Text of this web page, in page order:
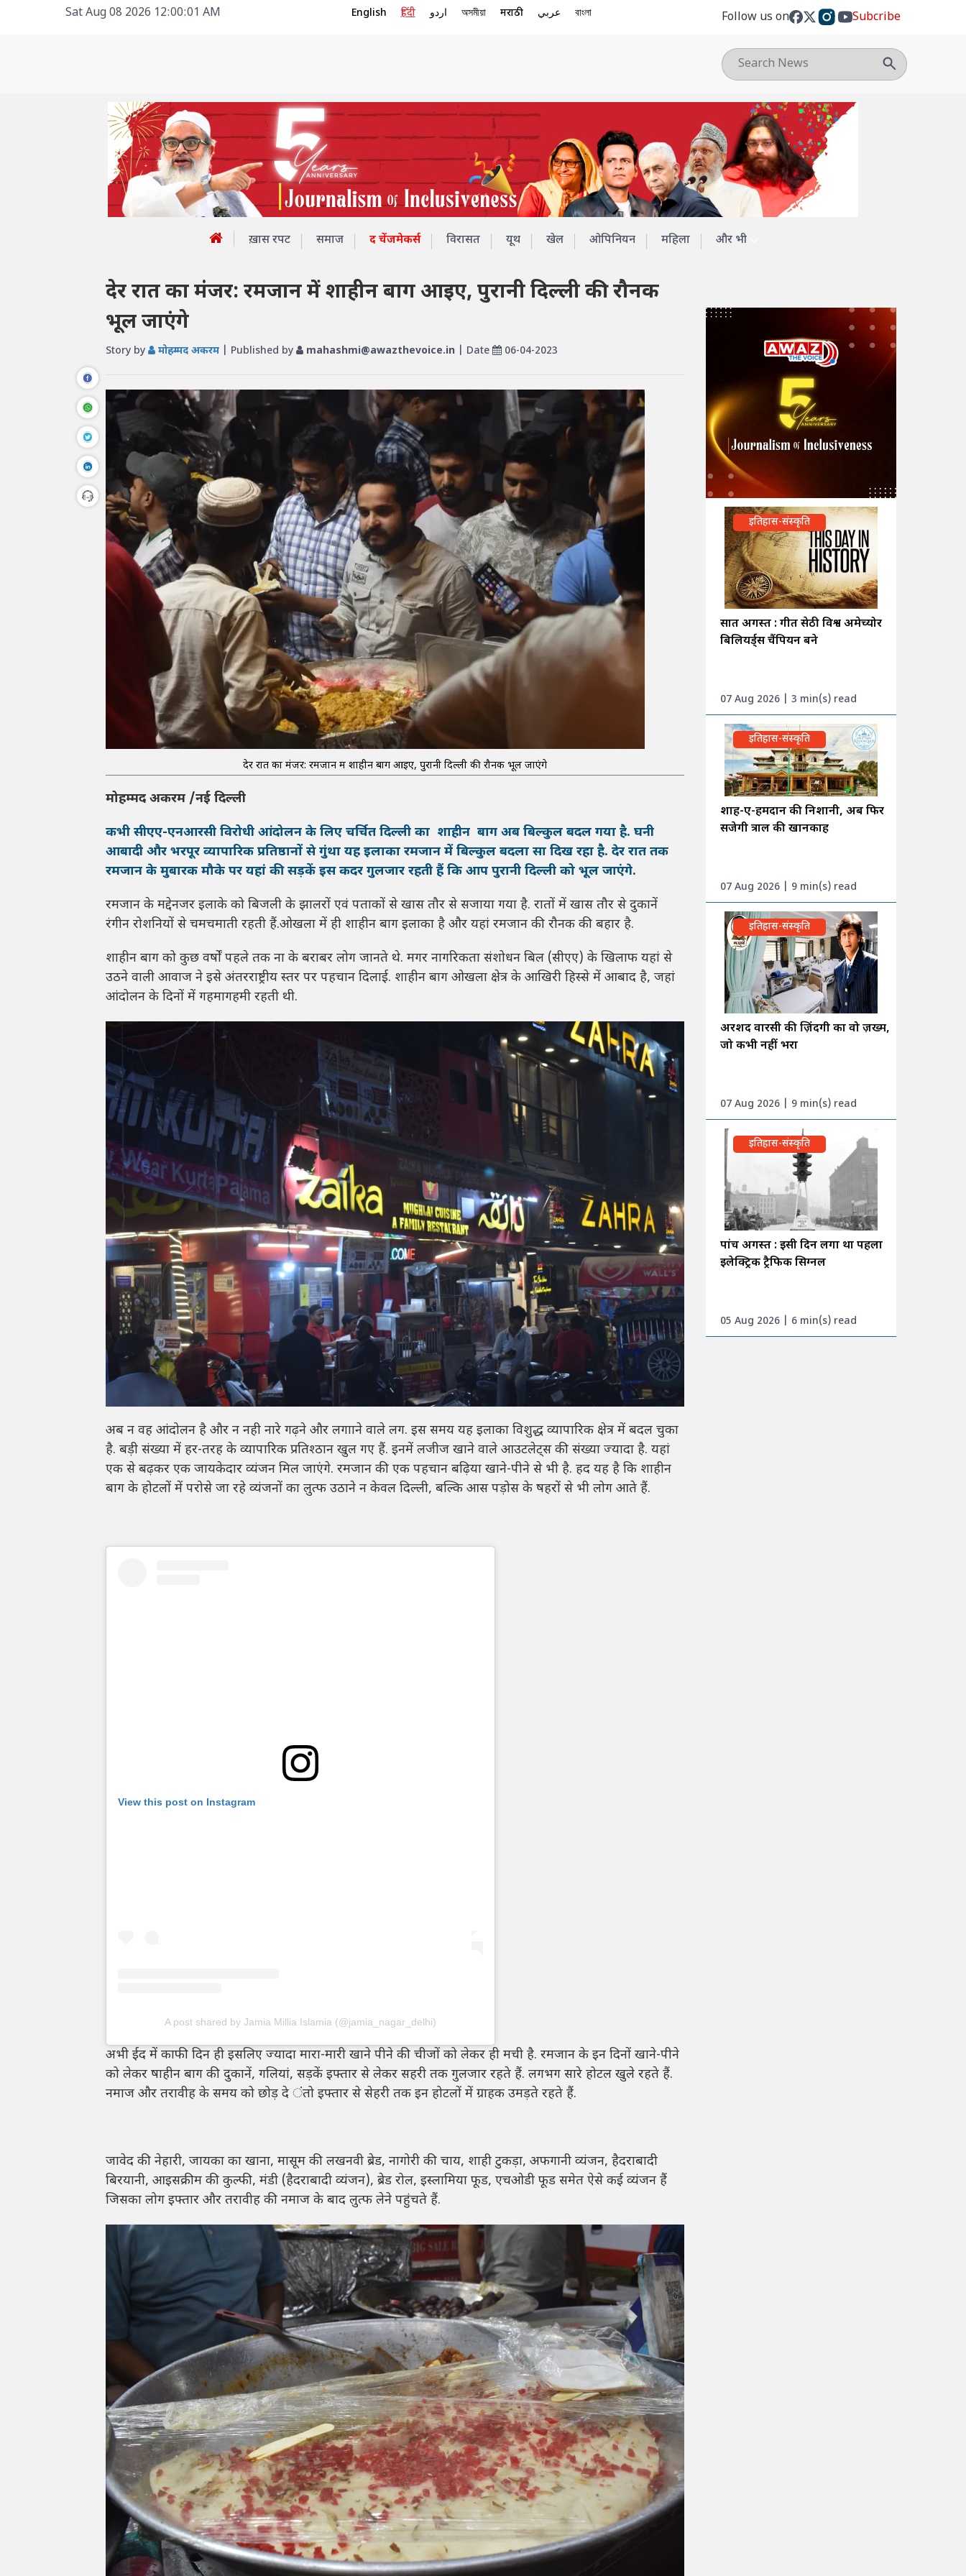
Sat Aug 08 2026 12:00:01 AM English हिंदी اردو অসমীয়া मराठी عربي বাংলা Follow us on Subcribe
ख़ास रपट समाज द चेंजमेकर्स विरासत यूथ खेल ओपिनियन महिला और भी
देर रात का मंजर: रमजान में शाहीन बाग आइए, पुरानी दिल्ली की रौनक
भूल जाएंगे
Story by मोहम्मद अकरम | Published by mahashmi@awazthevoice.in | Date 06-04-2023
देर रात का मंजर: रमजान में शाहीन बाग आइए, पुरानी दिल्ली की रौनक भूल जाएंगे
मोहम्मद अकरम /नई दिल्ली
कभी सीएए-एनआरसी विरोधी आंदोलन के लिए चर्चित दिल्ली का शाहीन बाग अब बिल्कुल बदल गया है. घनी
आबादी और भरपूर व्यापारिक प्रतिष्ठानों से गुंथा यह इलाका रमजान में बिल्कुल बदला सा दिख रहा है. देर रात तक
रमजान के मुबारक मौके पर यहां की सड़कें इस कदर गुलजार रहती हैं कि आप पुरानी दिल्ली को भूल जाएंगे.
रमजान के मद्देनजर इलाके को बिजली के झालरों एवं पताकों से खास तौर से सजाया गया है. रातों में खास तौर से दुकानें
रंगीन रोशनियों से चमचमाती रहती हैं.ओखला में ही शाहीन बाग इलाका है और यहां रमजान की रौनक की बहार है.
शाहीन बाग को कुछ वर्षों पहले तक ना के बराबर लोग जानते थे. मगर नागरिकता संशोधन बिल (सीएए) के खिलाफ यहां से
उठने वाली आवाज ने इसे अंतरराष्ट्रीय स्तर पर पहचान दिलाई. शाहीन बाग ओखला क्षेत्र के आखिरी हिस्से में आबाद है, जहां
आंदोलन के दिनों में गहमागहमी रहती थी.
अब न वह आंदोलन है और न नही नारे गढ़ने और लगााने वाले लग. इस समय यह इलाका विशुद्ध व्यापारिक क्षेत्र में बदल चुका
है. बड़ी संख्या में हर-तरह के व्यापारिक प्रतिश्ठान खुल गए हैं. इनमें लजीज खाने वाले आउटलेट्स की संख्या ज्यादा है. यहां
एक से बढ़कर एक जायकेदार व्यंजन मिल जाएंगे. रमजान की एक पहचान बढ़िया खाने-पीने से भी है. हद यह है कि शाहीन
बाग के होटलों में परोसे जा रहे व्यंजनों का लुत्फ उठाने न केवल दिल्ली, बल्कि आस पड़ोस के षहरों से भी लोग आते हैं.
View this post on Instagram
A post shared by Jamia Millia Islamia (@jamia_nagar_delhi)
अभी ईद में काफी दिन ही इसलिए ज्यादा मारा-मारी खाने पीने की चीजों को लेकर ही मची है. रमजान के इन दिनों खाने-पीने
को लेकर षाहीन बाग की दुकानें, गलियां, सड़कें इफ्तार से लेकर सहरी तक गुलजार रहते हैं. लगभग सारे होटल खुले रहते हैं.
नमाज और तरावीह के समय को छोड़ दे ंतो इफ्तार से सेहरी तक इन होटलों में ग्राहक उमड़ते रहते हैं.
जावेद की नेहारी, जायका का खाना, मासूम की लखनवी ब्रेड, नागोरी की चाय, शाही टुकड़ा, अफगानी व्यंजन, हैदराबादी
बिरयानी, आइसक्रीम की कुल्फी, मंडी (हैदराबादी व्यंजन), ब्रेड रोल, इस्लामिया फूड, एचओडी फूड समेत ऐसे कई व्यंजन हैं
जिसका लोग इफ्तार और तरावीह की नमाज के बाद लुत्फ लेने पहुंचते हैं.
इतिहास-संस्कृति
सात अगस्त : गीत सेठी विश्व अमेच्योर
बिलियर्ड्स चैंपियन बने
07 Aug 2026 | 3 min(s) read
इतिहास-संस्कृति
शाह-ए-हमदान की निशानी, अब फिर
सजेगी त्राल की खानकाह
07 Aug 2026 | 9 min(s) read
इतिहास-संस्कृति
अरशद वारसी की ज़िंदगी का वो ज़ख्म,
जो कभी नहीं भरा
07 Aug 2026 | 9 min(s) read
इतिहास-संस्कृति
पांच अगस्त : इसी दिन लगा था पहला
इलेक्ट्रिक ट्रैफिक सिग्नल
05 Aug 2026 | 6 min(s) read